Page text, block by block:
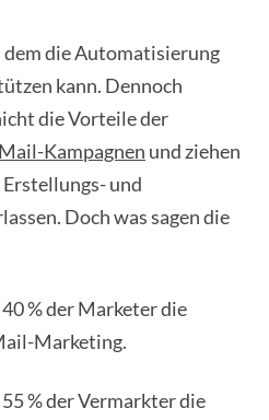
die Automatisierung
kann. Dennoch
die Vorteile der
Kampagnen und ziehen
und
Doch was sagen die
% der Marketer die
Marketing.
% der Vermarkter die